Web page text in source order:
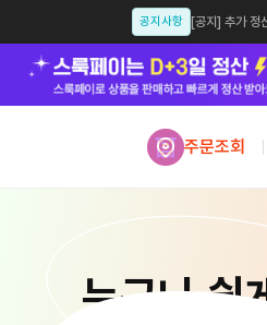
공지사항 [공지] 추가 정
공지사항 [공지] 인스타
업데이트 [업데이트 안내] 모
[공지] 셀럽션 개인정보처리
[공지]스룩페이 결제수단 선
공지사항 [공지] 가품(위조상품) 모
주문조회
누구나 쉽